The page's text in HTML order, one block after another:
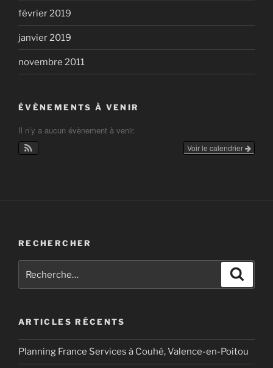
février 2019
janvier 2019
novembre 2011
ÉVÈNEMENTS À VENIR
Il n’y a aucun évènement à venir.
Voir le calendrier
RECHERCHER
pour
ARTICLES RÉCENTS
Planning France Services à Couhé, Valence-en-Poitou